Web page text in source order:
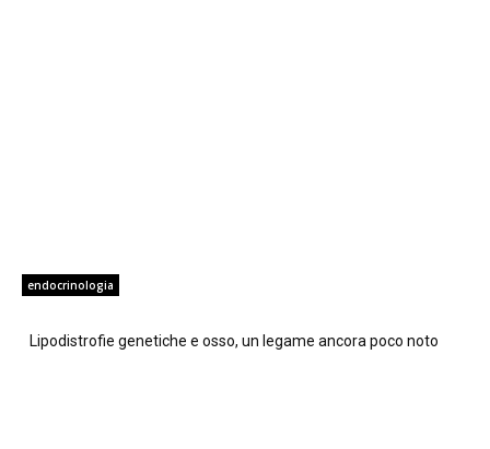
endocrinologia
Lipodistrofie genetiche e osso, un legame ancora poco noto